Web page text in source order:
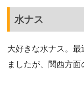
水ナス
大好きな水ナス。最
ましたが、関西方面